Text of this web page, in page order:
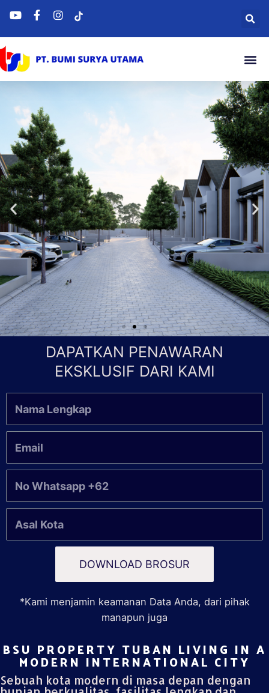
DAPATKAN PENAWARAN
EKSKLUSIF DARI KAMI
DOWNLOAD BROSUR
*Kami menjamin keamanan Data Anda, dari pihak
manapun juga
BSU PROPERTY TUBAN LIVING IN A
MODERN INTERNATIONAL CITY​
Sebuah kota modern di masa depan dengan